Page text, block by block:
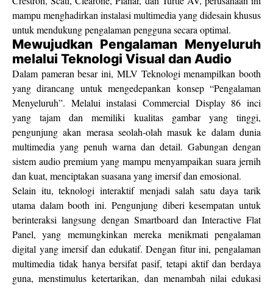
mampu menghadirkan instalasi multimedia yang didesain khusus
untuk mendukung pengalaman pengguna secara optimal.
Mewujudkan Pengalaman Menyeluruh
melalui Teknologi Visual dan Audio
Dalam pameran besar ini, MLV Teknologi menampilkan booth
yang dirancang untuk mengedepankan konsep “Pengalaman
Menyeluruh”. Melalui instalasi Commercial Display 86 inci
yang tajam dan memiliki kualitas gambar yang tinggi,
pengunjung akan merasa seolah-olah masuk ke dalam dunia
multimedia yang penuh warna dan detail. Gabungan dengan
sistem audio premium yang mampu menyampaikan suara jernih
dan kuat, menciptakan suasana yang imersif dan emosional.
Selain itu, teknologi interaktif menjadi salah satu daya tarik
utama dalam booth ini. Pengunjung diberi kesempatan untuk
berinteraksi langsung dengan Smartboard dan Interactive Flat
Panel, yang memungkinkan mereka menikmati pengalaman
digital yang imersif dan edukatif. Dengan fitur ini, pengalaman
multimedia tidak hanya bersifat pasif, tetapi aktif dan berdaya
guna, menstimulus ketertarikan, dan menambah nilai edukasi